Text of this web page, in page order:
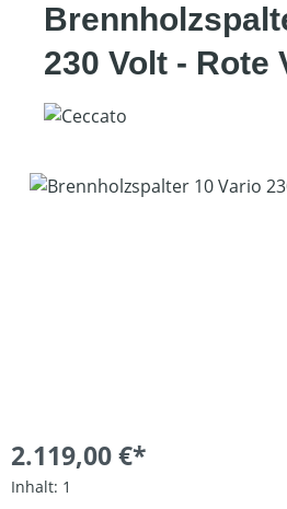
230 Volt - Rote
Bildergalerie überspringen
2.119,00 €*
Inhalt: 1